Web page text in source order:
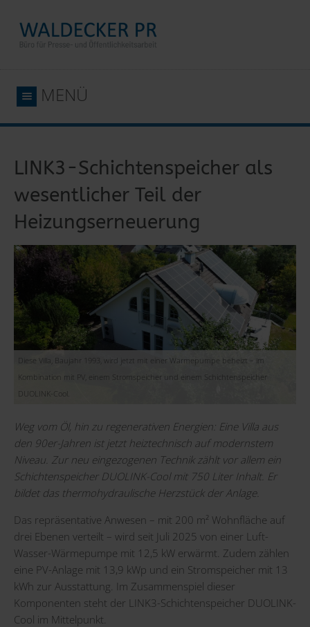
MENÜ
LINK3-Schichtenspeicher als
wesentlicher Teil der
Heizungserneuerung
Diese Villa, Baujahr 1993, wird jetzt mit einer Wärmepumpe beheizt – im
Kombination mit PV, einem Stromspeicher und einem Schichtenspeicher
DUOLINK-Cool.
Weg vom Öl, hin zu regenerativen Energien: Eine Villa aus
den 90er-Jahren ist jetzt heiztechnisch auf modernstem
Niveau. Zur neu eingezogenen Technik zählt vor allem ein
Schichtenspeicher DUOLINK-Coolmit 750 Liter Inhalt. Er
bildet das thermohydraulische Herzstück der Anlage.
Das repräsentative Anwesen – mit 200 m² Wohnfläche auf
drei Ebenen verteilt – wird seit Juli 2025 von einer Luft-
Wasser-Wärmepumpe mit 12,5 kW erwärmt. Zudem zählen
eine PV-Anlage mit 13,9 kWp und ein Stromspeicher mit 13
kWh zur Ausstattung. Im Zusammenspiel dieser
Komponenten steht der LINK3-Schichtenspeicher DUOLINK-
Cool im Mittelpunkt.